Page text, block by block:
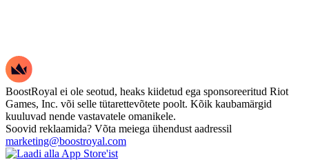
BoostRoyal ei ole seotud, heaks kiidetud ega sponsoreeritud Riot
Games, Inc. või selle tütarettevõtete poolt. Kõik kaubamärgid
kuuluvad nende vastavatele omanikele.
Soovid reklaamida? Võta meiega ühendust aadressil
marketing@boostroyal.com